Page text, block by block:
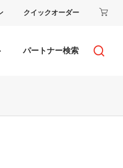
クイックオーダー
パートナー検索